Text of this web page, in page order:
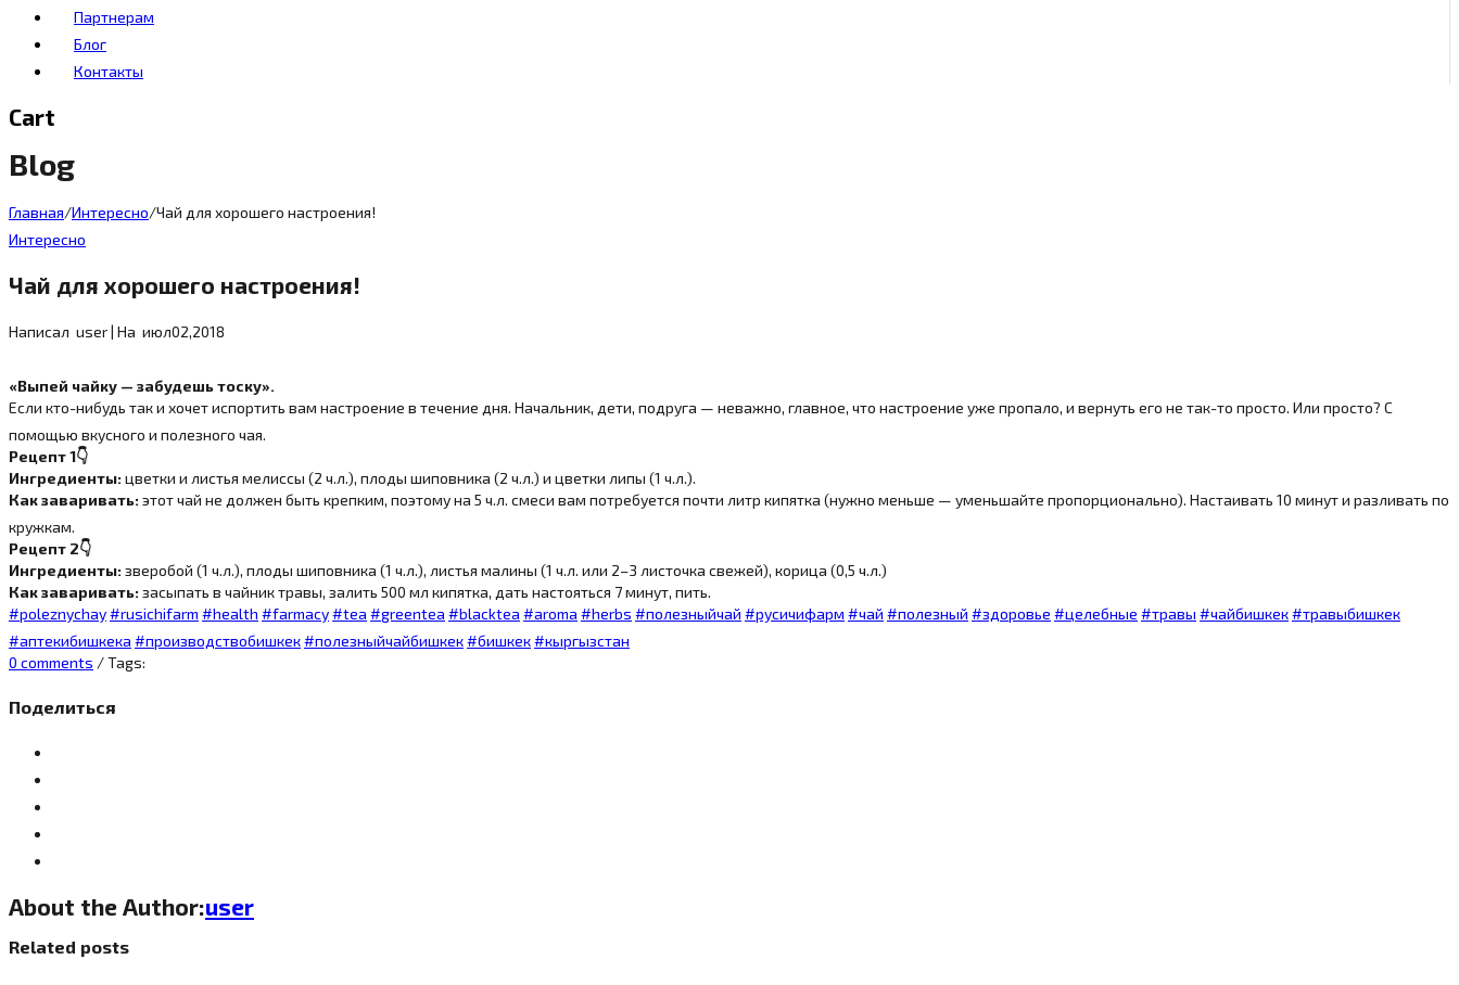
Партнерам
Блог
Контакты
Cart
Blog
Главная/Интересно/Чай для хорошего настроения!
Интересно
Чай для хорошего настроения!
Написал user | На июл02,2018
«Выпей чайку — забудешь тоску».
Если кто-нибудь так и хочет испортить вам настроение в течение дня. Начальник, дети, подруга — неважно, главное, что настроение уже пропало, и вернуть его не так-то просто. Или просто? С
помощью вкусного и полезного чая.
Рецепт 1👇
Ингредиенты: цветки и листья мелиссы (2 ч.л.), плоды шиповника (2 ч.л.) и цветки липы (1 ч.л.).
Как заваривать: этот чай не должен быть крепким, поэтому на 5 ч.л. смеси вам потребуется почти литр кипятка (нужно меньше — уменьшайте пропорционально). Настаивать 10 минут и разливать по
кружкам.
Рецепт 2👇
Ингредиенты: зверобой (1 ч.л.), плоды шиповника (1 ч.л.), листья малины (1 ч.л. или 2–3 листочка свежей), корица (0,5 ч.л.)
Как заваривать: засыпать в чайник травы, залить 500 мл кипятка, дать настояться 7 минут, пить.
#poleznychay#rusichifarm #health #farmacy#tea #greentea #blacktea #aroma #herbs #полезныйчай #русичифарм #чай #полезный #здоровье #целебные #травы #чайбишкек#травыбишкек
#аптекибишкека #производствобишкек#полезныйчайбишкек#бишкек#кыргызстан
0 comments / Tags:
Поделиться
About the Author:user
Related posts